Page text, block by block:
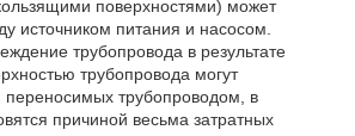
поверхностями) может
источником питания и насосом.
трубопровода в результате
трубопровода могут
переносимых трубопроводом, в
причиной весьма затратных